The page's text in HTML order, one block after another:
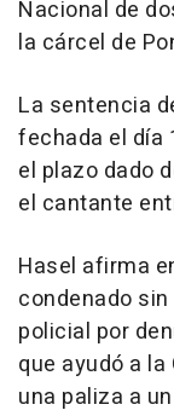
Nacional de
la cárcel de
La sentencia
fechada el día
el plazo dado
el cantante
Hasel afirma
condenado
policial por
que ayudó a la
una paliza a